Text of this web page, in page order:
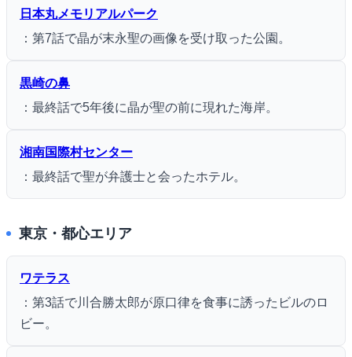
日本丸メモリアルパーク
：第7話で晶が末永聖の画像を受け取った公園。
黒崎の鼻
：最終話で5年後に晶が聖の前に現れた海岸。
湘南国際村センター
：最終話で聖が弁護士と会ったホテル。
東京・都心エリア
ワテラス
：第3話で川合勝太郎が原口律を食事に誘ったビルのロ
ビー。